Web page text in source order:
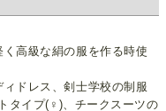
高級な絹の服を作る時使
ドレス、剣士学校の制服
タイプ(♀)、チークスーツの